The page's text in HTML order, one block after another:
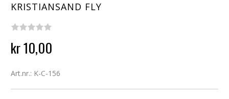
KRISTIANSAND FLY
kr 10,00
Art.nr.: K-C-156